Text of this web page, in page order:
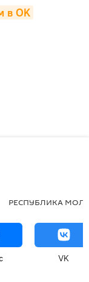
в OK
РЕСПУБЛИКА
VK